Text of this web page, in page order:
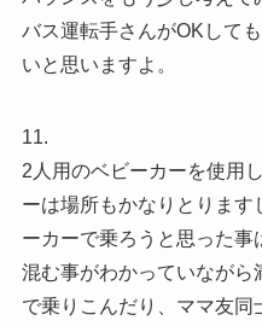
バス運転手さんがOKして
いと思いますよ。
11.
2人用のベビーカーを使用
ーは場所もかなりとりま
ーカーで乗ろうと思った事
混む事がわかっていながら
で乗りこんだり、ママ友同